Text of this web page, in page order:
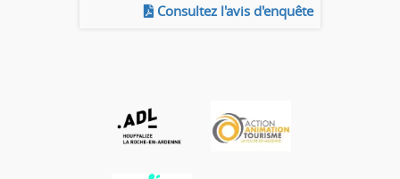
Consultez l'avis d'enquête